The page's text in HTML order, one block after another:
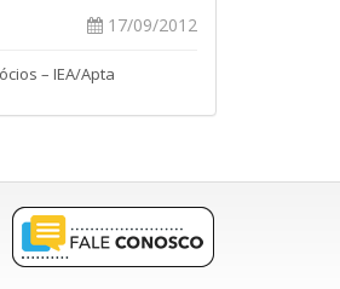
17/09/2012
– IEA/Apta